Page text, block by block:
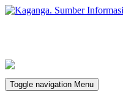
Toggle navigation Menu